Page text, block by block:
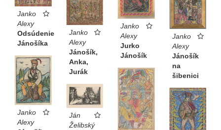
Janko
Alexy
Jurko
Jánošík
Janko
Alexy
Jánošík
na
šibenici
Janko
Alexy
Odsúdenie
Jánošíka
Janko
Alexy
Jánošík,
Anka,
Jurák
Janko
Alexy
Ján
Želibský